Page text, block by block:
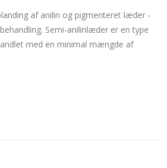
af anilin og pigmenteret læder -
Semi-anilinlæder er en type
med en minimal mængde af